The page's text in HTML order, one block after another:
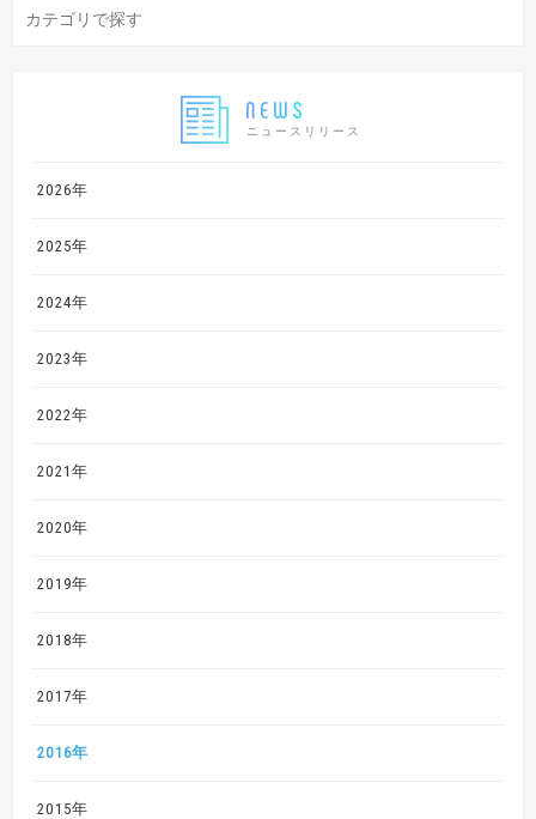
ニュースリリース
2026年
2025年
2024年
2023年
2022年
2021年
2020年
2019年
2018年
2017年
2016年
2015年